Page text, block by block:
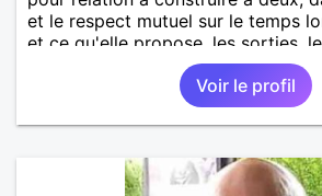
et le respect mutuel sur le temps
et ce qu'elle propose, les sorties,
bon relationnel chaleureux, mais
Ma situation personnelle est stable.
rencontrer une femme bien dans sa
avancer à deux. avec joie,
Voir le profil